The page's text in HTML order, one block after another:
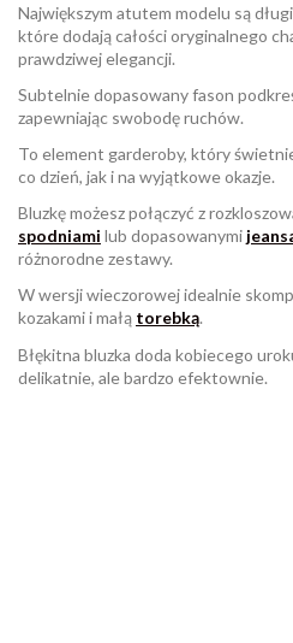
Największym atutem modelu są
które dodają całości oryginalnego
prawdziwej elegancji.
Subtelnie dopasowany fason
zapewniając swobodę ruchów.
To element garderoby, który
co dzień, jak i na wyjątkowe okazje.
Bluzkę możesz połączyć z
spodniami lub dopasowanymi
różnorodne zestawy.
W wersji wieczorowej idealnie
kozakami i małą torebką.
Błękitna bluzka doda kobiecego
delikatnie, ale bardzo efektownie.